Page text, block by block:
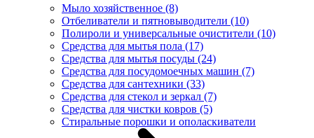
Мыло хозяйственное (8)
Отбеливатели и пятновыводители (10)
Полироли и универсальные очистители (10)
Средства для мытья пола (17)
Средства для мытья посуды (24)
Средства для посудомоечных машин (7)
Средства для сантехники (33)
Средства для стекол и зеркал (7)
Средства для чистки ковров (5)
Стиральные порошки и ополаскиватели